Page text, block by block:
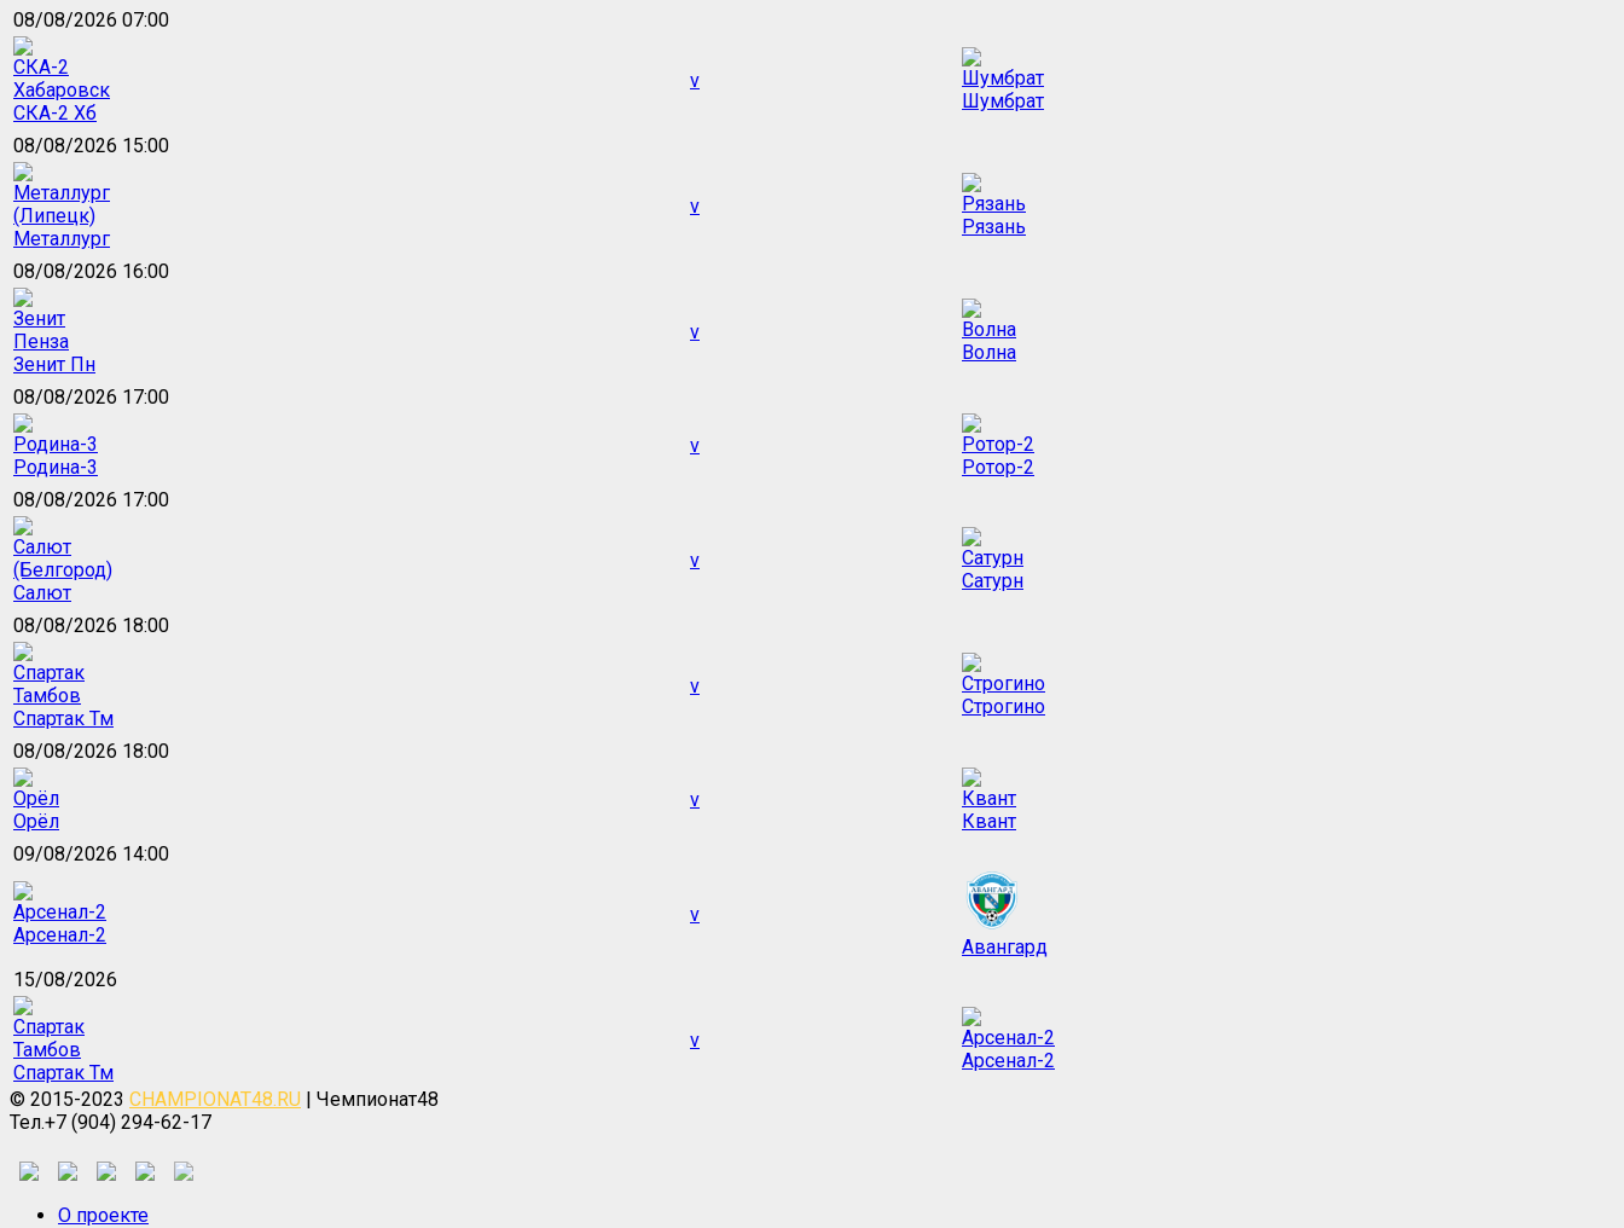
08/08/2026 07:00
СКА-2 Хб
v
Шумбрат
08/08/2026 15:00
Металлург
v
Рязань
08/08/2026 16:00
Зенит Пн
v
Волна
08/08/2026 17:00
Родина-3
v
Ротор-2
08/08/2026 17:00
Салют
v
Сатурн
08/08/2026 18:00
Спартак Тм
v
Строгино
08/08/2026 18:00
Орёл
v
Квант
09/08/2026 14:00
Арсенал-2
v
Авангард
15/08/2026
Спартак Тм
v
Арсенал-2
© 2015-2023 CHAMPIONAT48.RU | Чемпионат48
Тел.+7 (904) 294-62-17
О проекте